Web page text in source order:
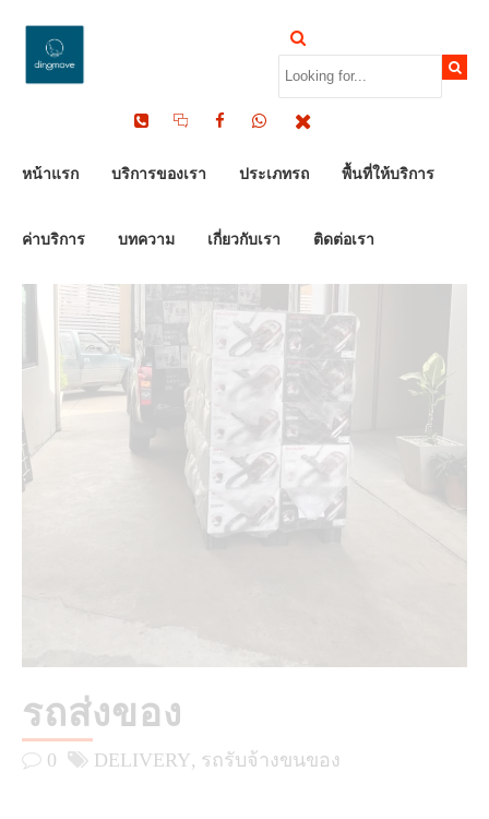
หน้าแรก บริการของเรา ประเภทรถ พื้นที่ให้บริการ
ค่าบริการ บทความ เกี่ยวกับเรา ติดต่อเรา
รถส่งของ
0 DELIVERY รถรับจ้างขนของ